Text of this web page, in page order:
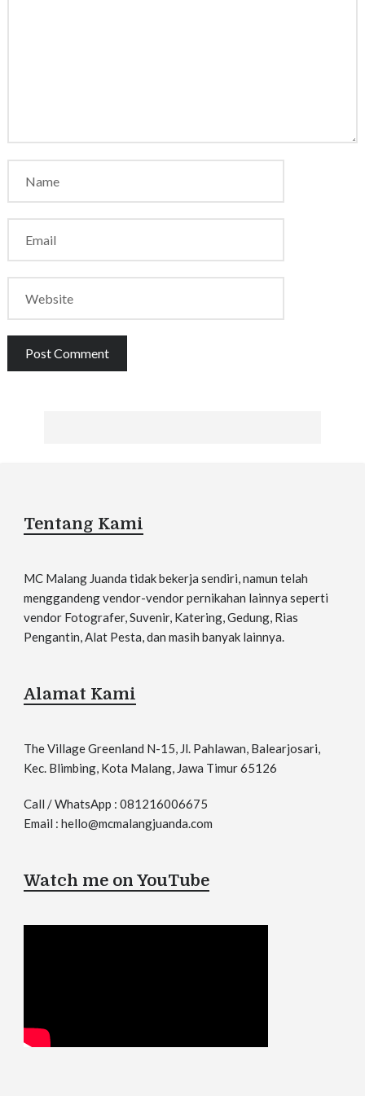
Tentang Kami
MC Malang Juanda tidak bekerja sendiri, namun telah
menggandeng vendor-vendor pernikahan lainnya seperti
vendor Fotografer, Suvenir, Katering, Gedung, Rias
Pengantin, Alat Pesta, dan masih banyak lainnya.
Alamat Kami
The Village Greenland N-15, Jl. Pahlawan, Balearjosari,
Kec. Blimbing, Kota Malang, Jawa Timur 65126
Call / WhatsApp : 081216006675
Email : hello@mcmalangjuanda.com
Watch me on YouTube